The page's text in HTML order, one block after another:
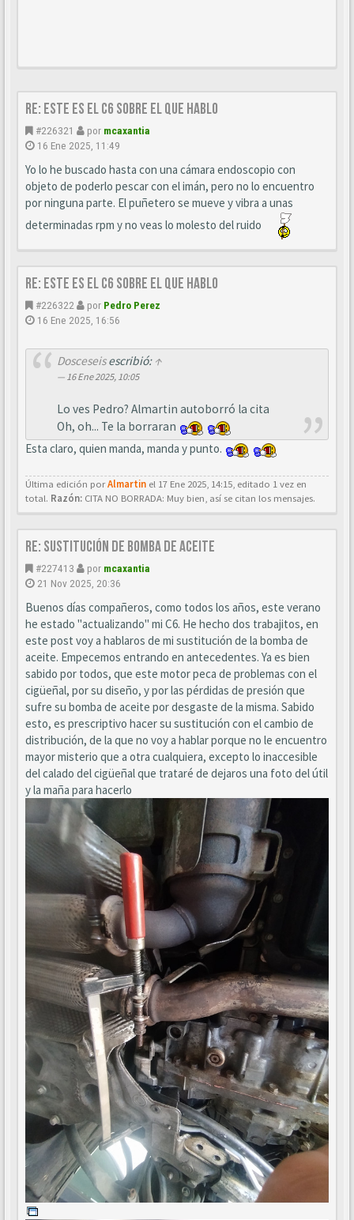
Re: este es el c6 sobre el que hablo
#226321 por mcaxantia
16 Ene 2025, 11:49
Yo lo he buscado hasta con una cámara endoscopio con
objeto de poderlo pescar con el imán, pero no lo encuentro
por ninguna parte. El puñetero se mueve y vibra a unas
determinadas rpm y no veas lo molesto del ruido
Re: este es el c6 sobre el que hablo
#226322 por Pedro Perez
16 Ene 2025, 16:56
Dosceseisescribió: ↑
16 Ene 2025, 10:05
Lo ves Pedro? Almartin autoborró la cita
Oh, oh... Te la borraran
Esta claro, quien manda, manda y punto.
Última edición porAlmartin el 17 Ene 2025, 14:15, editado 1 vez en
total. Razón: CITA NO BORRADA: Muy bien, así se citan los mensajes.
Re: Sustitución de bomba de aceite
#227413 por mcaxantia
21 Nov 2025, 20:36
Buenos días compañeros, como todos los años, este verano
he estado "actualizando" mi C6. He hecho dos trabajitos, en
este post voy a hablaros de mi sustitución de la bomba de
aceite. Empecemos entrando en antecedentes. Ya es bien
sabido por todos, que este motor peca de problemas con el
cigüeñal, por su diseño, y por las pérdidas de presión que
sufre su bomba de aceite por desgaste de la misma. Sabido
esto, es prescriptivo hacer su sustitución con el cambio de
distribución, de la que no voy a hablar porque no le encuentro
mayor misterio que a otra cualquiera, excepto lo inaccesible
del calado del cigüeñal que trataré de dejaros una foto del útil
y la maña para hacerlo